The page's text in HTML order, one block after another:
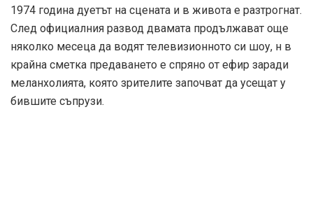
1974 година дуетът на сцената и в живота е разтрогнат.
След официалния развод двамата продължават още
няколко месеца да водят телевизионното си шоу, н в
крайна сметка предаването е спряно от ефир заради
меланхолията, която зрителите започват да усещат у
бившите съпрузи.